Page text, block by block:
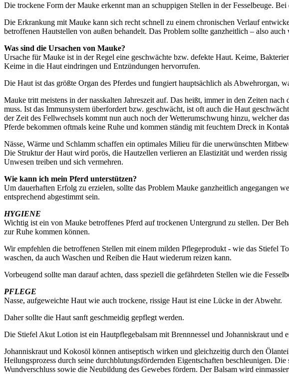
Die trockene Form der Mauke erkennt man an schuppigen Stellen in der Fesselbeuge.
Die Erkrankung mit Mauke kann sich recht schnell zu einem chronischen Verlauf
betroffenen Hautstellen von außen behandelt. Das Problem sollte ganzheitlich – also auch
Was sind die Ursachen von Mauke?
Ursache für Mauke ist in der Regel eine geschwächte bzw. defekte Haut. Keime,
Keime in die Haut eindringen und Entzündungen hervorrufen.
Die Haut ist das größte Organ des Pferdes und fungiert hauptsächlich als Abwehrorgan,
Mauke tritt meistens in der nasskalten Jahreszeit auf. Das heißt, immer in den Zeiten
muss. Ist das Immunsystem überfordert bzw. geschwächt, ist oft auch die Haut
der Zeit des Fellwechsels kommt nun auch noch der Wetterumschwung hinzu, welcher
Pferde bekommen oftmals keine Ruhe und kommen ständig mit feuchtem Dreck in
Nässe, Wärme und Schlamm schaffen ein optimales Milieu für die unerwünschten
Die Struktur der Haut wird porös, die Hautzellen verlieren an Elastizität und werden
Unwesen treiben und sich vermehren.
Wie kann ich mein Pferd unterstützen?
Um dauerhaften Erfolg zu erzielen, sollte das Problem Mauke ganzheitlich angegangen
entsprechend abgestimmt sein.
HYGIENE
Wichtig ist ein von Mauke betroffenes Pferd auf trockenen Untergrund zu stellen. Der
zur Ruhe kommen können.
Wir empfehlen die betroffenen Stellen mit einem milden Pflegeprodukt - wie das Stiefel
waschen, da auch Waschen und Reiben die Haut wiederum reizen kann.
Vorbeugend sollte man darauf achten, dass speziell die gefährdeten Stellen wie die
PFLEGE
Nasse, aufgeweichte Haut wie auch trockene, rissige Haut ist eine Lücke in der Abwehr.
Daher sollte die Haut sanft geschmeidig gepflegt werden.
Die Stiefel Akut Lotion ist ein Hautpflegebalsam mit Brennnessel und Johanniskraut und
Johanniskraut und Kokosöl können antiseptisch wirken und gleichzeitig durch den
Heilungsprozess durch seine durchblutungsfördernden Eigentschaften beschleunigen.
Wundverschluss sowie die Neubildung des Gewebes fördern. Der Balsam wird